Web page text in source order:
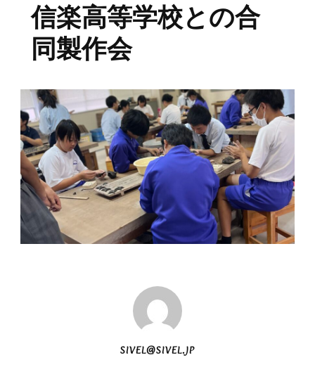
信楽高等学校との合
同製作会
SIVEL@SIVEL.JP